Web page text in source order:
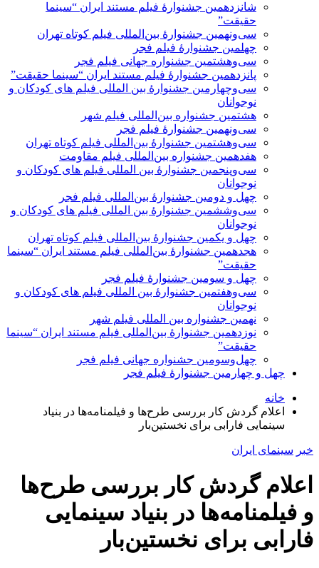
شانزدهمین جشنوارۀ فیلم مستند ایران “سینما
حقیقت”
سی‌ونهمین جشنوارۀ بین‌المللی فیلم کوتاه تهران
چهلمین جشنوارۀ فیلم فجر
سی‌وهشتمین جشنواره جهانی فیلم فجر
پانزدهمین جشنوارۀ فیلم مستند ایران “سینما حقیقت”
سی‌وچهارمین جشنوارۀ بین المللی فیلم های کودکان و
نوجوانان
هشتمین جشنواره بین‌المللی فیلم شهر
سی‌و‌نهمین جشنوارۀ فیلم فجر
سی‌وهشتمین جشنوارۀ بین‌المللی فیلم کوتاه تهران
هفدهمین جشنواره بین‌المللی فیلم مقاومت
سی‌وپنجمین جشنوارۀ بین المللی فیلم های کودکان و
نوجوانان
چهل و دومین جشنوارۀ بین‌المللی فیلم فجر
سی‌وششمین جشنوارۀ بین المللی فیلم های کودکان و
نوجوانان
چهل و یکمین جشنوارۀ بین‌المللی فیلم کوتاه تهران
هجدهمین جشنوارۀ بین‌المللی فیلم مستند ایران “سینما
حقیقت”
چهل و سومین جشنوارۀ فیلم فجر
سی‌وهفتمین جشنوارۀ بین المللی فیلم های کودکان و
نوجوانان
نهمین جشنواره بین المللی فیلم شهر
نوزدهمین جشنوارۀ بین‌المللی فیلم مستند ایران “سینما
حقیقت”
چهل‌وسومین جشنواره جهانی فیلم فجر
چهل و چهارمین جشنوارۀ فیلم فجر
خانه
اعلام گردش کار بررسی طرح‌ها و فیلمنامه‌ها در بنیاد
سینمایی فارابی برای نخستین‌بار
خبر سینمای ایران
اعلام گردش کار بررسی طرح‌ها
و فیلمنامه‌ها در بنیاد سینمایی
فارابی برای نخستین‌بار